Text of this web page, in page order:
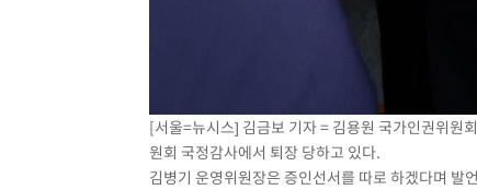
[서울=뉴시스] 김금보 기자 = 김용원 국가인권위원
원회 국정감사에서 퇴장 당하고 있다.
김병기 운영위원장은 증인선서를 따로 하겠다며 발